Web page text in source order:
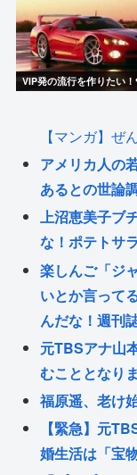
【マンガ】ぜ
アメリカ人の
あるとの世論
上沼恵美子ブ
な！ポテトサ
楽しんご「ジ
いとか言って
んだな！週刊
元TBSアナ山
むこととなり
福原遥、老け
【緊急】元
婚生活は「宝物